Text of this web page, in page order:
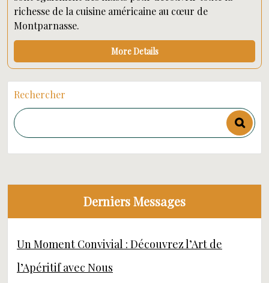
richesse de la cuisine américaine au cœur de
Montparnasse.
More Details
Rechercher
Derniers Messages
Un Moment Convivial : Découvrez l’Art de
l’Apéritif avec Nous